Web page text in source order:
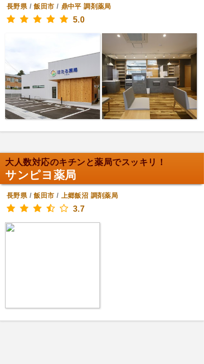
長野県/飯田市 / 鼎中平 調剤薬局
5.0
大人数対応のキチンと薬局でスッキリ！
サンピヨ薬局
長野県/飯田市 / 上郷飯沼 調剤薬局
3.7